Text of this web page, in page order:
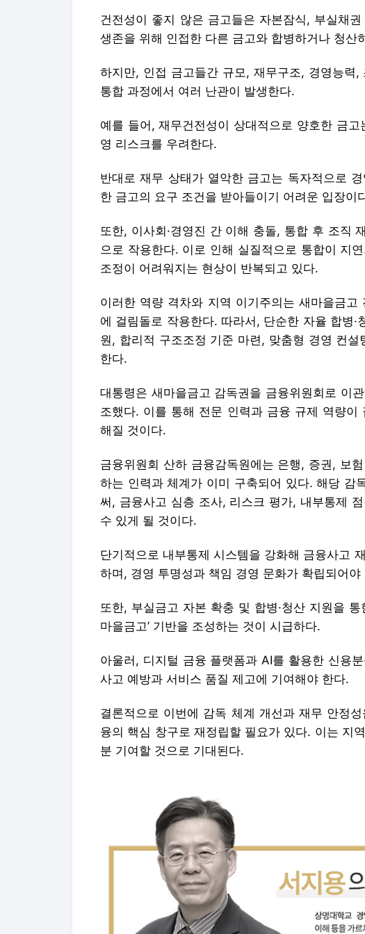
건전성이 좋지 않은 금고들은 자본잠식, 부실채
생존을 위해 인접한 다른 금고와 합병하거나 청산
하지만, 인접 금고들간 규모, 재무구조, 경영능력
통합 과정에서 여러 난관이 발생한다.
예를 들어, 재무건전성이 상대적으로 양호한 금
영 리스크를 우려한다.
반대로 재무 상태가 열악한 금고는 독자적으로
한 금고의 요구 조건을 받아들이기 어려운 입장이
또한, 이사회·경영진 간 이해 충돌, 통합 후 조직
으로 작용한다. 이로 인해 실질적으로 통합이 지
조정이 어려워지는 현상이 반복되고 있다.
이러한 역량 격차와 지역 이기주의는 새마을금
에 걸림돌로 작용한다. 따라서, 단순한 자율 합병·
원, 합리적 구조조정 기준 마련, 맞춤형 경영 컨
한다.
대통령은 새마을금고 감독권을 금융위원회로 이
조했다. 이를 통해 전문 인력과 금융 규제 역량
해질 것이다.
금융위원회 산하 금융감독원에는 은행, 증권, 보
하는 인력과 체계가 이미 구축되어 있다. 해당 감
써, 금융사고 심층 조사, 리스크 평가, 내부통제
수 있게 될 것이다.
단기적으로 내부통제 시스템을 강화해 금융사고
하며, 경영 투명성과 책임 경영 문화가 확립되어야
또한, 부실금고 자본 확충 및 합병·청산 지원을
마을금고’ 기반을 조성하는 것이 시급하다.
아울러, 디지털 금융 플랫폼과 AI를 활용한 신용
사고 예방과 서비스 품질 제고에 기여해야 한다.
결론적으로 이번에 감독 체계 개선과 재무 안정
융의 핵심 창구로 재정립할 필요가 있다. 이는 지
분 기여할 것으로 기대된다.